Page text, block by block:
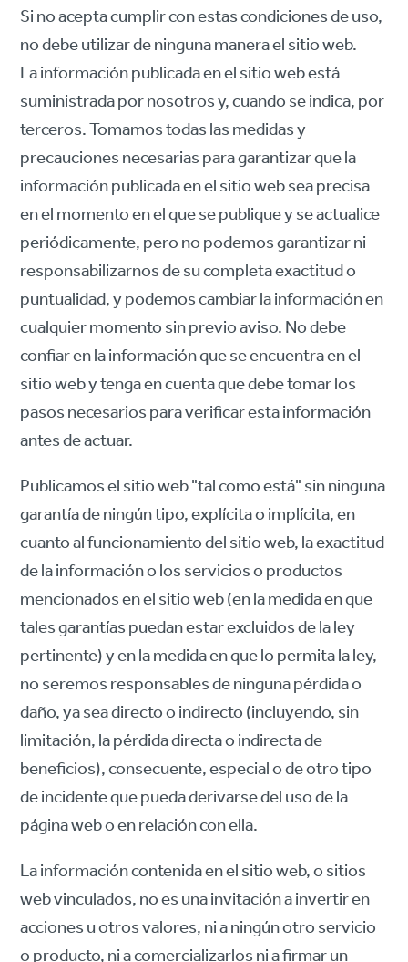
Si no acepta cumplir con estas condiciones de uso,
no debe utilizar de ninguna manera el sitio web.
La información publicada en el sitio web está
suministrada por nosotros y, cuando se indica, por
terceros. Tomamos todas las medidas y
precauciones necesarias para garantizar que la
información publicada en el sitio web sea precisa
en el momento en el que se publique y se actualice
periódicamente, pero no podemos garantizar ni
responsabilizarnos de su completa exactitud o
puntualidad, y podemos cambiar la información en
cualquier momento sin previo aviso. No debe
confiar en la información que se encuentra en el
sitio web y tenga en cuenta que debe tomar los
pasos necesarios para verificar esta información
antes de actuar.
Publicamos el sitio web "tal como está" sin ninguna
garantía de ningún tipo, explícita o implícita, en
cuanto al funcionamiento del sitio web, la exactitud
de la información o los servicios o productos
mencionados en el sitio web (en la medida en que
tales garantías puedan estar excluidos de la ley
pertinente) y en la medida en que lo permita la ley,
no seremos responsables de ninguna pérdida o
daño, ya sea directo o indirecto (incluyendo, sin
limitación, la pérdida directa o indirecta de
beneficios), consecuente, especial o de otro tipo
de incidente que pueda derivarse del uso de la
página web o en relación con ella.
La información contenida en el sitio web, o sitios
web vinculados, no es una invitación a invertir en
acciones u otros valores, ni a ningún otro servicio